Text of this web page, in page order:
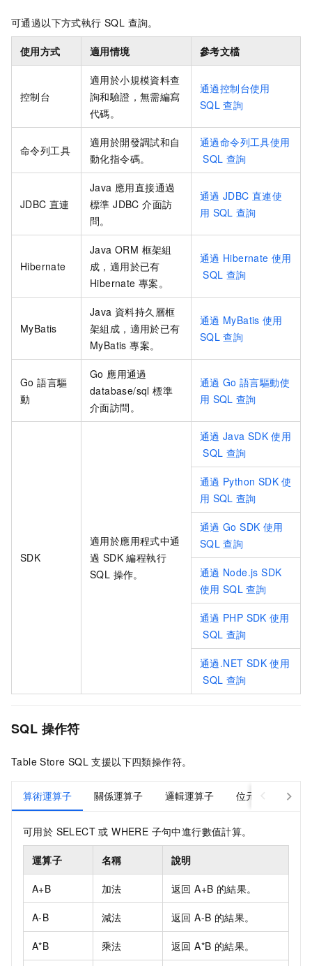
可通過以下方式執行 SQL 查詢。
使用方式 適用情境 參考文檔
控制台
適用於小規模資料查
詢和驗證，無需編寫
代碼。
通過控制台使用
SQL 查詢
命令列工具
適用於開發調試和自
動化指令碼。
通過命令列工具使用
SQL 查詢
JDBC 直連
Java 應用直接通過
標準 JDBC 介面訪
問。
通過 JDBC 直連使
用 SQL 查詢
Hibernate
Java ORM 框架組
成，適用於已有
Hibernate 專案。
通過 Hibernate 使用
SQL 查詢
MyBatis
Java 資料持久層框
架組成，適用於已有
MyBatis 專案。
通過 MyBatis 使用
SQL 查詢
Go 語言驅
動
Go 應用通過
database/sql 標準
介面訪問。
通過 Go 語言驅動使
用 SQL 查詢
SDK
適用於應用程式中通
過 SDK 編程執行
SQL 操作。
通過 Java SDK 使用
SQL 查詢
通過 Python SDK 使
用 SQL 查詢
通過 Go SDK 使用
SQL 查詢
通過 Node.js SDK
使用 SQL 查詢
通過 PHP SDK 使用
SQL 查詢
通過.NET SDK 使用
SQL 查詢
SQL 操作符
Table Store SQL 支援以下四類操作符。
算術運算子 關係運算子 邏輯運算子 位元運算符
可用於 SELECT 或 WHERE 子句中進行數值計算。
運算子 名稱 說明
A+B 加法 返回 A+B 的結果。
A-B 減法 返回 A-B 的結果。
A*B 乘法 返回 A*B 的結果。